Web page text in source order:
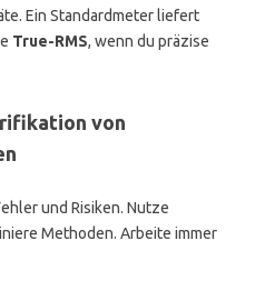
Ein Standardmeter liefert
True-RMS, wenn du präzise
von
und Risiken. Nutze
Methoden. Arbeite immer